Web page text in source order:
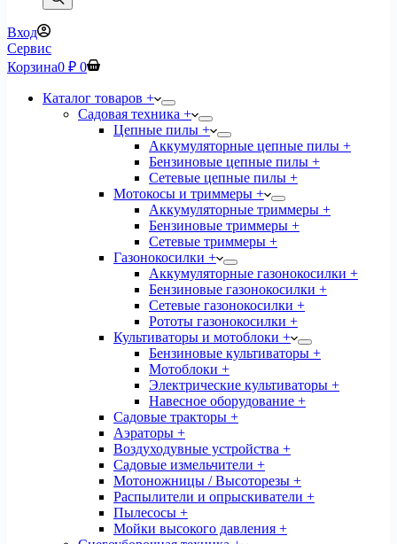
Вход
Сервис
Корзина0 ₽ 0
Каталог товаров +
Садовая техника +
Цепные пилы +
Аккумуляторные цепные пилы +
Бензиновые цепные пилы +
Сетевые цепные пилы +
Мотокосы и триммеры +
Аккумуляторные триммеры +
Бензиновые триммеры +
Сетевые триммеры +
Газонокосилки +
Аккумуляторные газонокосилки +
Бензиновые газонокосилки +
Сетевые газонокосилки +
Рототы газонокосилки +
Культиваторы и мотоблоки +
Бензиновые культиваторы +
Мотоблоки +
Электрические культиваторы +
Навесное оборудование +
Садовые тракторы +
Аэраторы +
Воздуходувные устройства +
Садовые измельчители +
Мотоножницы / Высоторезы +
Распылители и опрыскиватели +
Пылесосы +
Мойки высокого давления +